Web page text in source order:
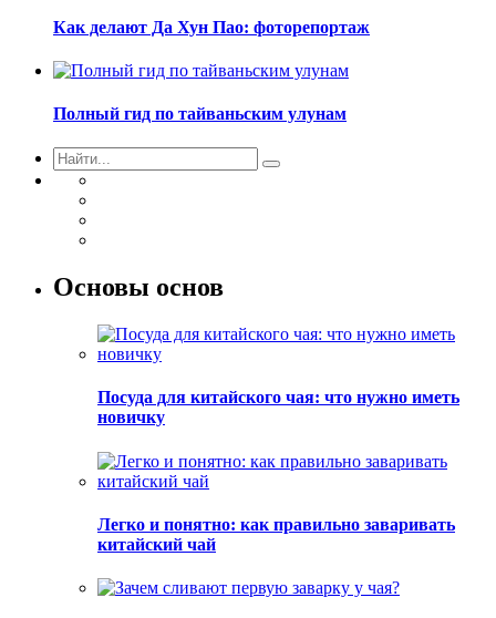
Как делают Да Хун Пао: фоторепортаж
Полный гид по тайваньским улунам
Основы основ
Посуда для китайского чая: что нужно иметь
новичку
Легко и понятно: как правильно заваривать
китайский чай